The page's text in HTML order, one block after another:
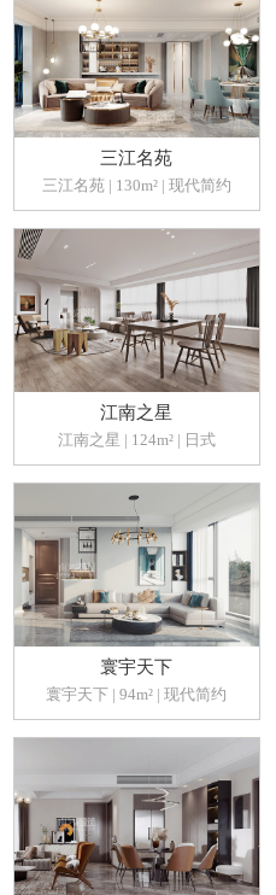
三江名苑
三江名苑 | 130m² | 现代简约
江南之星
江南之星 | 124m² | 日式
寰宇天下
寰宇天下 | 94m² | 现代简约